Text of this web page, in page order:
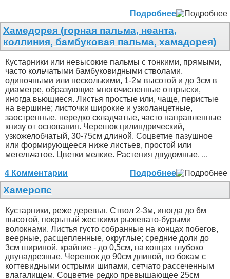
Подробнее
Хамедорея (горная пальма, неанта,
коллиния, бамбуковая пальма, хамадорея)
Кустарники или невысокие пальмы с тонкими, прямыми,
часто кольчатыми бамбуковидными стволами,
одиночными или несколькими, 1-2м высотой и до 3см в
диаметре, образующие многочисленные отпрыски,
иногда вьющиеся. Листья простые или, чаще, перистые
на вершине; листочки широкие и узколанцетные,
заостренные, нередко складчатые, часто направленные
книзу от основания. Черешок цилиндрический,
узкожелобчатый, 30-75см длиной. Соцветие пазушное
или формирующееся ниже листьев, простой или
метельчатое. Цветки мелкие. Растения двудомные. ...
4 Комментарии Подробнее
Хамеропс
Кустарники, реже деревья. Ствол 2-3м, иногда до 6м
высотой, покрытый жесткими рыжевато-бурыми
волокнами. Листья густо собранные на концах побегов,
веерные, расщепленные, округлые; средние доли до
3см шириной, крайние - до 0,5см, на концах глубоко
двунадрезные. Черешок до 90см длиной, по бокам с
когтевидными острыми шипами, сетчато рассеченным
влагалищем. Соцветие редко превышающее 25см